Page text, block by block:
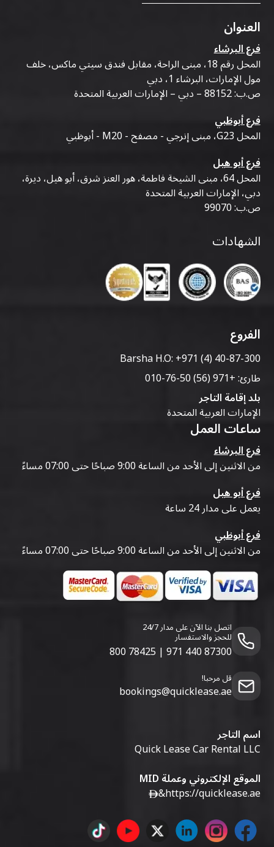
العنوان
فرع البرشاء
المحل رقم 18، مبنى الراحة، مقابل فندق سيتي ماكس، خلف
مول الإمارات، البرشاء 1، دبي
ص.ب: 88152 – دبي – الإمارات العربية المتحدة
فرع أبوظبي
المحل G23، مبنى إنرجي - مصفح - M20 - أبوظبي
فرع أبو هيل
المحل 64، مبنى الشيخة فاطمة، هور العنز شرق، أبو هيل، ديرة،
دبي، الإمارات العربية المتحدة
ص.ب: 99070
الشهادات
الفروع
Barsha H.O:+971 (4) 40-87-300
طارئ:+971 (56) 50-76-010
بلد إقامة التاجر
الإمارات العربية المتحدة
ساعات العمل
فرع البرشاء
من الاثنين إلى الأحد من الساعة 9:00 صباحًا حتى 07:00 مساءً
فرع أبو هيل
يعمل على مدار 24 ساعة
فرع أبوظبي
من الاثنين إلى الأحد من الساعة 9:00 صباحًا حتى 07:00 مساءً
اتصل بنا الآن على مدار 24/7
للحجز والاستفسار
800 78425 | 971 440 87300
قل مرحبا!
bookings@quicklease.ae
اسم التاجر
Quick Lease Car Rental LLC
الموقع الإلكتروني وعملة MID
https://quicklease.ae
&